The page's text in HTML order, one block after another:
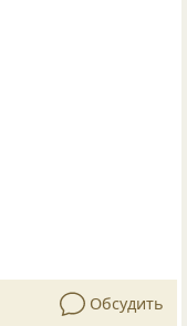
Обсудить